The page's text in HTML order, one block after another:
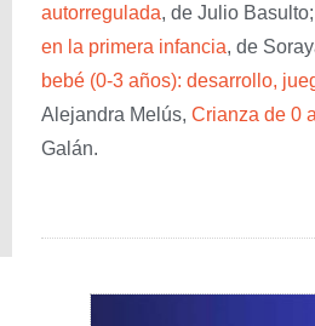
autorregulada, de Julio Basulto;
en la primera infancia, de
bebé (0-3 años): desarrollo,
Alejandra Melús, Crianza de 0
Galán.